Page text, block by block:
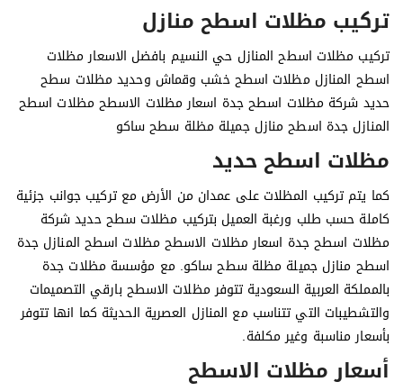
تركيب مظلات اسطح منازل
تركيب مظلات اسطح المنازل حي النسيم بافضل الاسعار مظلات
اسطح المنازل مظلات اسطح خشب وقماش وحديد مظلات سطح
حديد شركة مظلات اسطح جدة اسعار مظلات الاسطح مظلات اسطح
المنازل جدة اسطح منازل جميلة مظلة سطح ساكو
مظلات اسطح حديد
كما يتم تركيب المظلات على عمدان من الأرض مع تركيب جوانب جزئية
كاملة حسب طلب ورغبة العميل بتركيب مظلات سطح حديد شركة
مظلات اسطح جدة اسعار مظلات الاسطح مظلات اسطح المنازل جدة
اسطح منازل جميلة مظلة سطح ساكو. مع مؤسسة مظلات جدة
بالمملكة العربية السعودية تتوفر مظلات الاسطح بارقي التصميمات
والتشطيبات التي تتناسب مع المنازل العصرية الحديثة كما انها تتوفر
بأسعار مناسبة وغير مكلفة.
أسعار مظلات الاسطح